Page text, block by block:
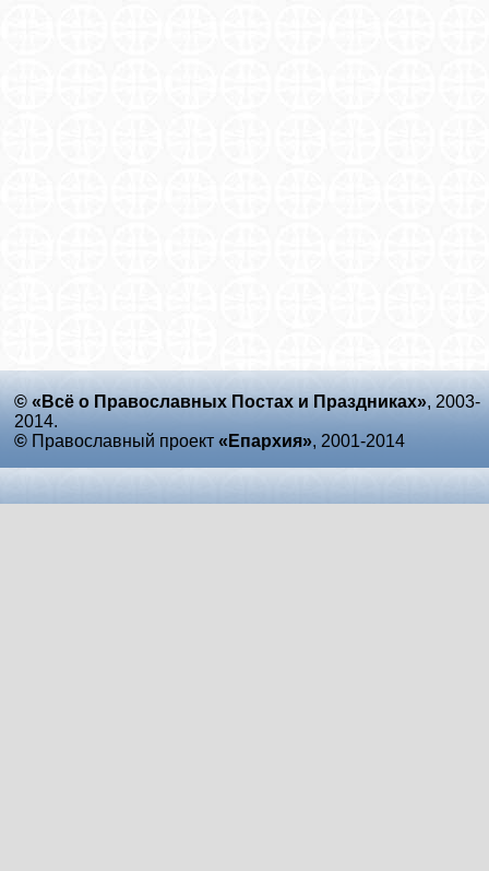
© «Всё о Православных Постах и Праздниках», 2003-
2014.
© Православный проект «Епархия», 2001-2014